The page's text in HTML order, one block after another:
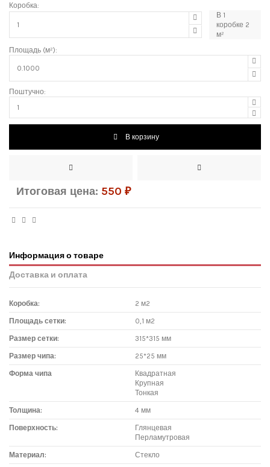
Коробка:
В 1
коробке 2
м²
Площадь (м²):
Поштучно:
В корзину
Итоговая цена: 550 ₽
Информация о товаре
Доставка и оплата
Коробка: 2 м2
Площадь сетки: 0,1 м2
Размер сетки: 315*315 мм
Размер чипа: 25*25 мм
Форма чипа
Квадратная
Крупная
Тонкая
Толщина: 4 мм
Поверхность:
Глянцевая
Перламутровая
Материал: Стекло